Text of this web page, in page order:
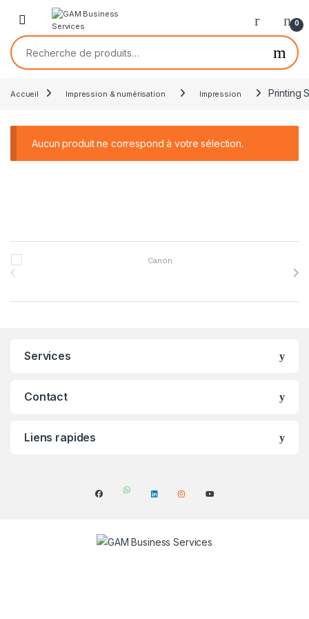
0
Accueil Impression & numérisation Impression Printing
Aucun produit ne correspond à votre sélection.
Brands Carousel
Services
Contact
Liens rapides